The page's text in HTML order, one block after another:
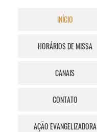
INÍCIO
HORÁRIOS DE MISSA
CANAIS
CONTATO
AÇÃO EVANGELIZADORA